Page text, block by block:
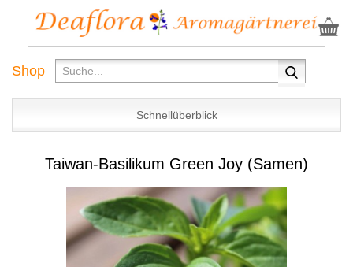
Shop
Schnellüberblick
Taiwan-Basilikum Green Joy (Samen)